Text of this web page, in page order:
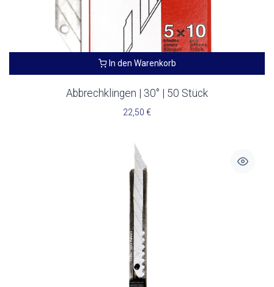
In den Warenkorb
Abbrechklingen | 30° | 50 Stück
22,50 €